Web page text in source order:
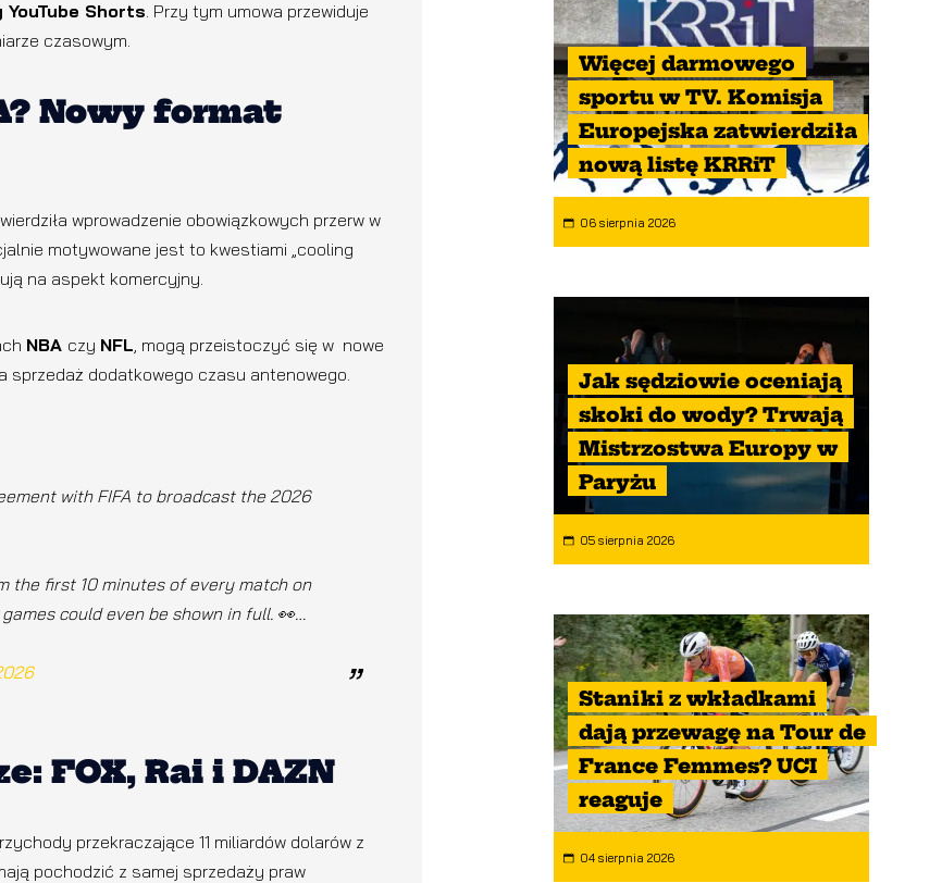
Shorts. Przy tym umowa przewiduje
czasowym.
Nowy format
wprowadzenie obowiązkowych przerw w
motywowane jest to kwestiami „cooling
na aspekt komercyjny.
NBA czy NFL, mogą przeistoczyć się w nowe
sprzedaż dodatkowego czasu antenowego.
with FIFA to broadcast the 2026
the first 10 minutes of every match on
could even be shown in full. 👀…
FOX, Rai i DAZN
przekraczające 11 miliardów dolarów z
pochodzić z samej sprzedaży praw
Więcej darmowego
sportu w TV. Komisja
Europejska zatwierdziła
nową listę KRRiT
06 sierpnia 2026
Jak sędziowie oceniają
skoki do wody? Trwają
Mistrzostwa Europy w
Paryżu
05 sierpnia 2026
Staniki z wkładkami
dają przewagę na Tour de
France Femmes? UCI
reaguje
04 sierpnia 2026